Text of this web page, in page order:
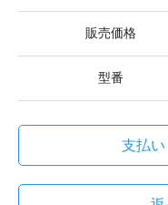
販売価格
型番
支払い